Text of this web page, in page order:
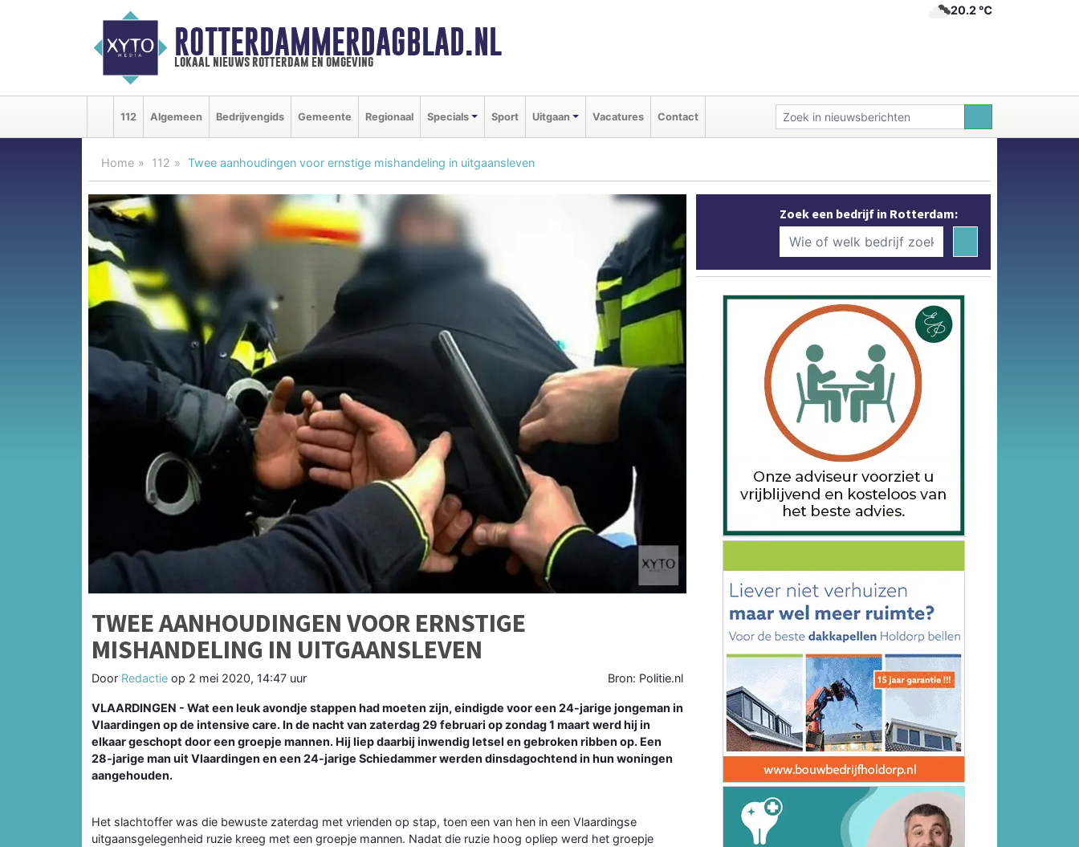
ROTTERDAMMERDAGBLAD.NL
lokaal nieuws rotterdam en omgeving
20.2 ℃
112 Algemeen Bedrijvengids Gemeente Regionaal Specials Sport Uitgaan Vacatures Contact
Home 112 Twee aanhoudingen voor ernstige mishandeling in uitgaansleven
TWEE AANHOUDINGEN VOOR ERNSTIGE
MISHANDELING IN UITGAANSLEVEN
Door Redactie op 2 mei 2020, 14:47 uur Bron: Politie.nl
VLAARDINGEN - Wat een leuk avondje stappen had moeten zijn, eindigde voor een 24-jarige jongeman in
Vlaardingen op de intensive care. In de nacht van zaterdag 29 februari op zondag 1 maart werd hij in
elkaar geschopt door een groepje mannen. Hij liep daarbij inwendig letsel en gebroken ribben op. Een
28-jarige man uit Vlaardingen en een 24-jarige Schiedammer werden dinsdagochtend in hun woningen
aangehouden.
Het slachtoffer was die bewuste zaterdag met vrienden op stap, toen een van hen in een Vlaardingse
uitgaansgelegenheid ruzie kreeg met een groepje mannen. Nadat die ruzie hoog opliep werd het groepje
Zoek een bedrijf in Rotterdam: